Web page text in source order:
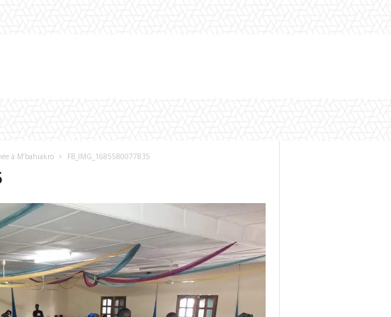
à M’bahiakro FB_IMG_1685580077835